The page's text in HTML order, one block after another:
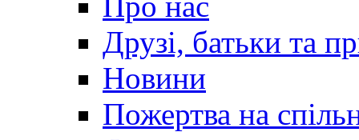
Друзі, батьки та
Новини
Пожертва на